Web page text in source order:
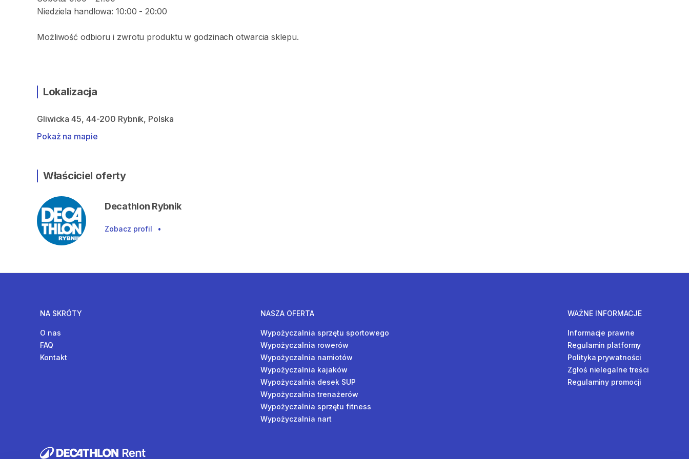
Niedziela handlowa: 10:00 - 20:00
Możliwość odbioru i zwrotu produktu w godzinach otwarcia sklepu.
Lokalizacja
Gliwicka 45, 44-200 Rybnik, Polska
Pokaż na mapie
Właściciel oferty
Decathlon Rybnik
Zobacz profil •
NA SKRÓTY
O nas
FAQ
Kontakt
NASZA OFERTA
Wypożyczalnia sprzętu sportowego
Wypożyczalnia rowerów
Wypożyczalnia namiotów
Wypożyczalnia kajaków
Wypożyczalnia desek SUP
Wypożyczalnia trenażerów
Wypożyczalnia sprzętu fitness
Wypożyczalnia nart
WAŻNE INFORMACJE
Informacje prawne
Regulamin platformy
Polityka prywatności
Zgłoś nielegalne treści
Regulaminy promocji